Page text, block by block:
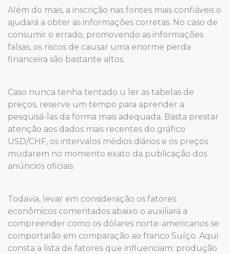
Além do mais, a inscrição nas fontes mais confiáveis ​​o
ajudará a obter as informações corretas. No caso de
consumir o errado, promovendo as informações
falsas, os riscos de causar uma enorme perda
financeira são bastante altos.
Caso nunca tenha tentado u ler as tabelas de
preços, reserve um tempo para aprender a
pesquisá-las da forma mais adequada. Basta prestar
atenção aos dados mais recentes do gráfico
USD/CHF, os intervalos médios diários e os preços
mudarem no momento exato da publicação dos
anúncios oficiais.
Todavia, levar em consideração os fatores
econômicos comentados abaixo o auxiliará a
compreender como os dólares norte-americanos se
comportarão em comparação ao franco Suíço. Aqui
consta a lista de fatores que influenciam: produção